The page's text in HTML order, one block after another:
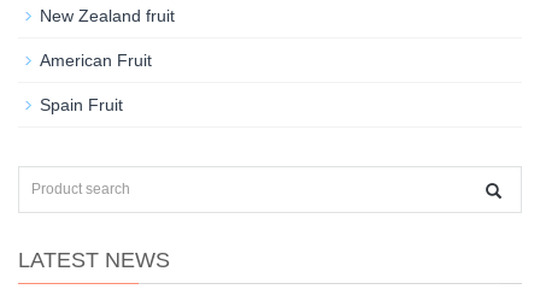
New Zealand fruit
American Fruit
Spain Fruit
LATEST NEWS